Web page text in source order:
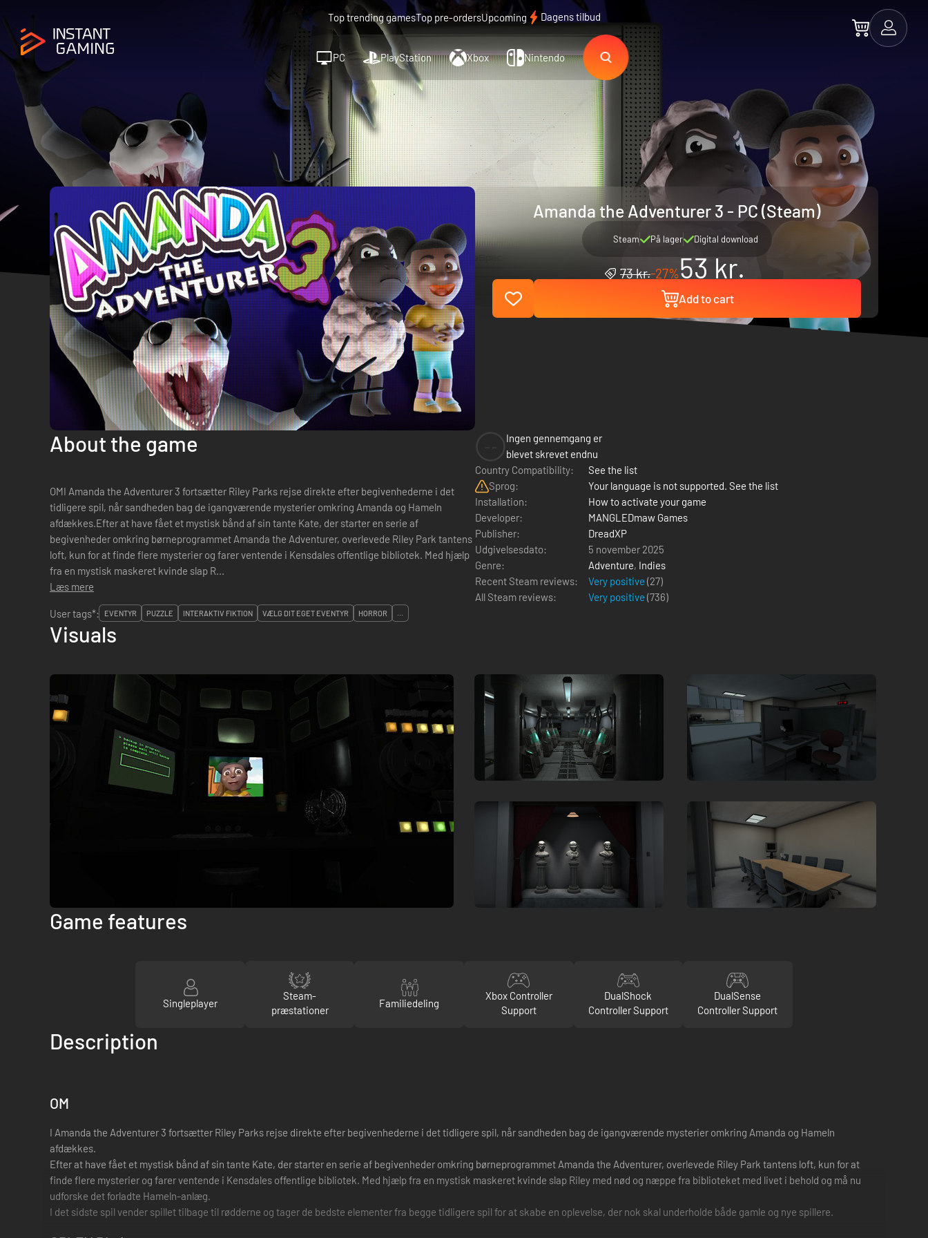
Top trending gamesTop pre-ordersUpcoming Dagens tilbud
PC PlayStation Xbox Nintendo
Amanda the Adventurer 3 - PC (Steam)
Steam På lager Digital download
73 kr.-27%53 kr.
Add to cart
About the game
OMI Amanda the Adventurer 3 fortsætter Riley Parks rejse direkte efter begivenhederne i det
tidligere spil, når sandheden bag de igangværende mysterier omkring Amanda og Hameln
afdækkes.Efter at have fået et mystisk bånd af sin tante Kate, der starter en serie af
begivenheder omkring børneprogrammet Amanda the Adventurer, overlevede Riley Park tantens
loft, kun for at finde flere mysterier og farer ventende i Kensdales offentlige bibliotek. Med hjælp
fra en mystisk maskeret kvinde slap R...
Læs mere
Ingen gennemgang er
blevet skrevet endnu
Country Compatibility:
See the list
Sprog:
Your language is not supported. See the list
Installation:
How to activate your game
Developer:
MANGLEDmaw Games
Publisher:
DreadXP
Udgivelsesdato:
5 november 2025
Genre:
Adventure, Indies
Recent Steam reviews:
Very positive (27)
All Steam reviews:
Very positive (736)
User tags*:
EVENTYR PUZZLE INTERAKTIV FIKTION VÆLG DIT EGET EVENTYR HORROR ...
Visuals
Game features
Singleplayer
Steam-
præstationer
Familiedeling
Xbox Controller
Support
DualShock
Controller Support
DualSense
Controller Support
Description
OM
I Amanda the Adventurer 3 fortsætter Riley Parks rejse direkte efter begivenhederne i det tidligere spil, når sandheden bag de igangværende mysterier omkring Amanda og Hameln
afdækkes.
Efter at have fået et mystisk bånd af sin tante Kate, der starter en serie af begivenheder omkring børneprogrammet Amanda the Adventurer, overlevede Riley Park tantens loft, kun for at
finde flere mysterier og farer ventende i Kensdales offentlige bibliotek. Med hjælp fra en mystisk maskeret kvinde slap Riley med nød og næppe fra biblioteket med livet i behold og må nu
udforske det forladte Hameln-anlæg.
I det sidste spil vender spillet tilbage til rødderne og tager de bedste elementer fra begge tidligere spil for at skabe en oplevelse, der nok skal underholde både gamle og nye spillere.